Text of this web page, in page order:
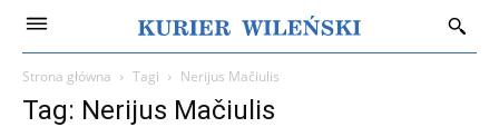
Strona główna Tagi Nerijus Mačiulis
Tag: Nerijus Mačiulis